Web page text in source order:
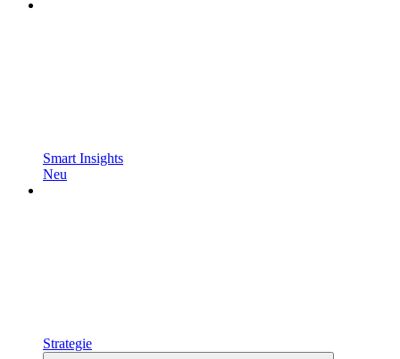
Smart Insights
Neu
Strategie